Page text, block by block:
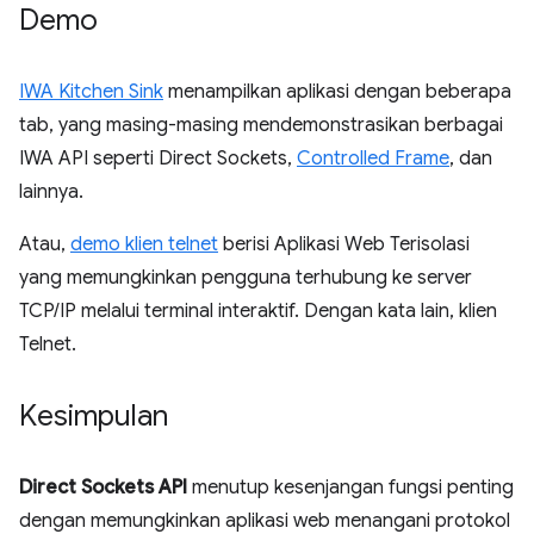
Demo
IWA Kitchen Sink menampilkan aplikasi dengan beberapa
tab, yang masing-masing mendemonstrasikan berbagai
IWA API seperti Direct Sockets, Controlled Frame, dan
lainnya.
Atau, demo klien telnet berisi Aplikasi Web Terisolasi
yang memungkinkan pengguna terhubung ke server
TCP/IP melalui terminal interaktif. Dengan kata lain, klien
Telnet.
Kesimpulan
Direct Sockets API menutup kesenjangan fungsi penting
dengan memungkinkan aplikasi web menangani protokol